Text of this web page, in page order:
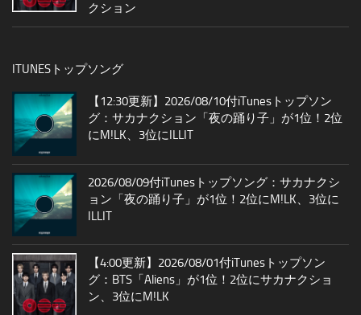
クション
ITUNESトップソング
【12:30更新】2026/08/10付iTunesトップソン
グ：サカナクション「夜の踊り子」が1位！2位
にM!LK、3位にILLIT
2026/08/09付iTunesトップソング：サカナクシ
ョン「夜の踊り子」が1位！2位にM!LK、3位に
ILLIT
【4:00更新】2026/08/01付iTunesトップソン
グ：BTS「Aliens」が1位！2位にサカナクショ
ン、3位にM!LK